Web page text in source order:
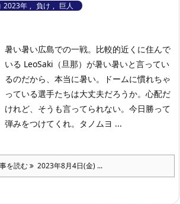
2023年 , 負け , 巨人
暑い暑い広島での一戦。比較的近くに住んで
いる LeoSaki（旦那）が暑い暑いと言ってい
るのだから、本当に暑い。ドームに慣れちゃ
っている選手たちは大丈夫だろうか。心配だ
けれど、そうも言ってられない。今日勝って
弾みをつけてくれ。タノムヨ ...
を読む 2023年8月4日(金) ...